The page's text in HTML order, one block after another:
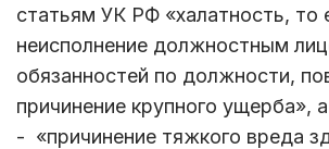
статьям УК РФ «халатность, то
неисполнение должностным
обязанностей по должности,
причинение крупного ущерба»,
- «причинение тяжкого вреда